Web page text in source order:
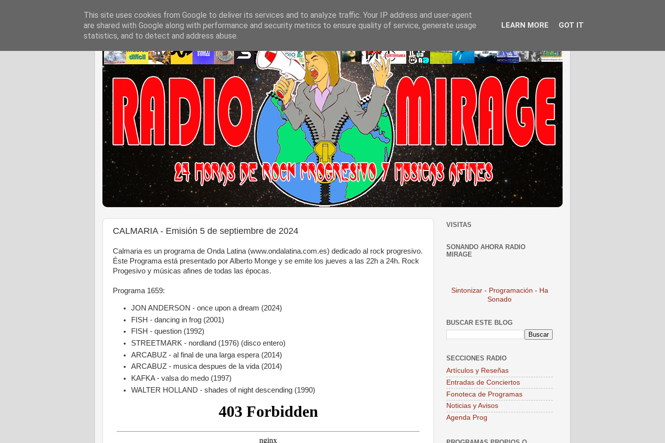
CALMARIA - Emisión 5 de septiembre de 2024
Calmaria es un programa de Onda Latina (www.ondalatina.com.es) dedicado al rock progresivo.
Éste Programa está presentado por Alberto Monge y se emite los jueves a las 22h a 24h. Rock
Progesivo y músicas afines de todas las épocas.
Programa 1659:
JON ANDERSON - once upon a dream (2024)
FISH - dancing in frog (2001)
FISH - question (1992)
STREETMARK - nordland (1976) (disco entero)
ARCABUZ - al final de una larga espera (2014)
ARCABUZ - musica despues de la vida (2014)
KAFKA - valsa do medo (1997)
WALTER HOLLAND - shades of night descending (1990)
VISITAS
SONANDO AHORA RADIO
MIRAGE
Sintonizar - Programación - Ha
Sonado
BUSCAR ESTE BLOG
SECCIONES RADIO
Artículos y Reseñas
Entradas de Conciertos
Fonoteca de Programas
Noticias y Avisos
Agenda Prog
This site uses cookies from Google to deliver its services and to analyze traffic. Your IP address and user-agent
are shared with Google along with performance and security metrics to ensure quality of service, generate usage
statistics, and to detect and address abuse.
LEARN MORE GOT IT